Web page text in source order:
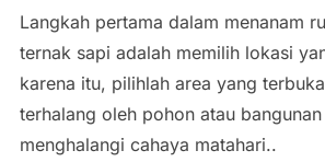
Langkah pertama dalam menanam
ternak sapi adalah memilih lokasi
karena itu, pilihlah area yang
terhalang oleh pohon atau
menghalangi cahaya matahari..